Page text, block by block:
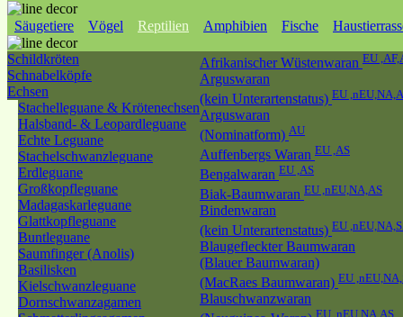
Säugetiere Vögel Reptilien Amphibien Fische
Schildkröten
Schnabelköpfe
Echsen
Stachelleguane & Krötenechsen
Halsband- & Leopardleguane
Echte Leguane
Stachelschwanzleguane
Erdleguane
Großkopfleguane
Madagaskarleguane
Glattkopfleguane
Buntleguane
Saumfinger (Anolis)
Basilisken
Kielschwanzleguane
Dornschwanzagamen
Afrikanischer Wüstenwaran EU
Arguswaran
(kein Unterartenstatus) EU
Arguswaran
(Nominatform) AU
Auffenbergs Waran EU ,AS
Bengalwaran EU ,AS
Biak-Baumwaran EU ,nEU,NA,AS
Bindenwaran
(kein Unterartenstatus) EU
Blaugefleckter Baumwaran
(Blauer Baumwaran)
(MacRaes Baumwaran) EU
Blauschwanzwaran
EU ,nEU,NA,AS